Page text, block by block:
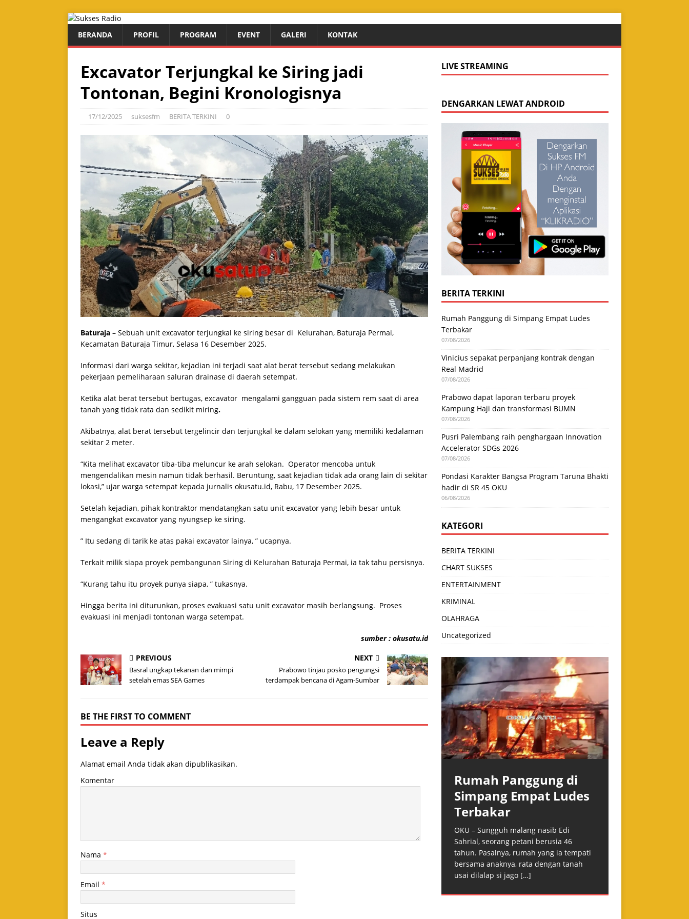
BERANDA PROFIL PROGRAM EVENT GALERI KONTAK
Excavator Terjungkal ke Siring jadi
Tontonan, Begini Kronologisnya
17/12/2025 suksesfm BERITA TERKINI 0
Baturaja – Sebuah unit excavator terjungkal ke siring besar di Kelurahan, Baturaja Permai,
Kecamatan Baturaja Timur, Selasa 16 Desember 2025.
Informasi dari warga sekitar, kejadian ini terjadi saat alat berat tersebut sedang melakukan
pekerjaan pemeliharaan saluran drainase di daerah setempat.
Ketika alat berat tersebut bertugas, excavator mengalami gangguan pada sistem rem saat di area
tanah yang tidak rata dan sedikit miring.
Akibatnya, alat berat tersebut tergelincir dan terjungkal ke dalam selokan yang memiliki kedalaman
sekitar 2 meter.
“Kita melihat excavator tiba-tiba meluncur ke arah selokan. Operator mencoba untuk
mengendalikan mesin namun tidak berhasil. Beruntung, saat kejadian tidak ada orang lain di sekitar
lokasi,” ujar warga setempat kepada jurnalis okusatu.id, Rabu, 17 Desember 2025.
Setelah kejadian, pihak kontraktor mendatangkan satu unit excavator yang lebih besar untuk
mengangkat excavator yang nyungsep ke siring.
” Itu sedang di tarik ke atas pakai excavator lainya, ” ucapnya.
Terkait milik siapa proyek pembangunan Siring di Kelurahan Baturaja Permai, ia tak tahu persisnya.
“Kurang tahu itu proyek punya siapa, ” tukasnya.
Hingga berita ini diturunkan, proses evakuasi satu unit excavator masih berlangsung. Proses
evakuasi ini menjadi tontonan warga setempat.
sumber : okusatu.id
PREVIOUS
Basral ungkap tekanan dan mimpi
setelah emas SEA Games
NEXT
Prabowo tinjau posko pengungsi
terdampak bencana di Agam-Sumbar
BE THE FIRST TO COMMENT
Leave a Reply
Alamat email Anda tidak akan dipublikasikan.
Komentar
Nama *
Email *
Situs
LIVE STREAMING
DENGARKAN LEWAT ANDROID
BERITA TERKINI
Rumah Panggung di Simpang Empat Ludes
Terbakar
07/08/2026
Vinicius sepakat perpanjang kontrak dengan
Real Madrid
07/08/2026
Prabowo dapat laporan terbaru proyek
Kampung Haji dan transformasi BUMN
07/08/2026
Pusri Palembang raih penghargaan Innovation
Accelerator SDGs 2026
07/08/2026
Pondasi Karakter Bangsa Program Taruna Bhakti
hadir di SR 45 OKU
06/08/2026
KATEGORI
BERITA TERKINI
CHART SUKSES
ENTERTAINMENT
KRIMINAL
OLAHRAGA
Uncategorized
Rumah Panggung di
Simpang Empat Ludes
Terbakar
OKU – Sungguh malang nasib Edi
Sahrial, seorang petani berusia 46
tahun. Pasalnya, rumah yang ia tempati
bersama anaknya, rata dengan tanah
usai dilalap si jago […]